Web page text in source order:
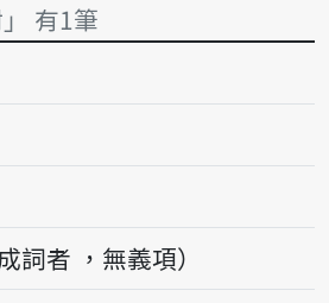
有1筆
詞者 ，無義項）